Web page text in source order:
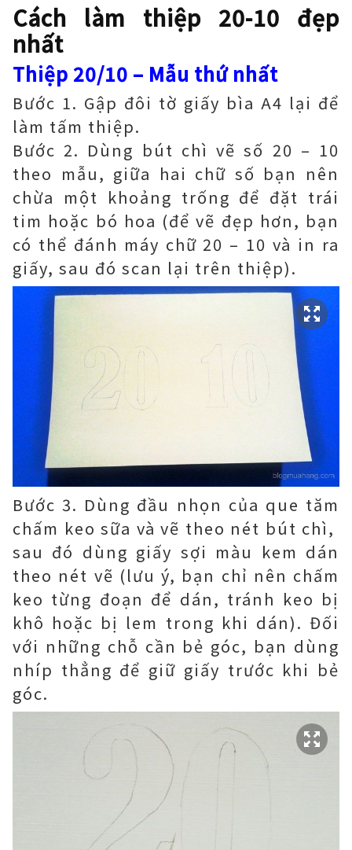
Cách làm thiệp 20-10 đẹp
nhất
Thiệp 20/10 – Mẫu thứ nhất
Bước 1. Gập đôi tờ giấy bìa A4 lại để
làm tấm thiệp.
Bước 2. Dùng bút chì vẽ số 20 – 10
theo mẫu, giữa hai chữ số bạn nên
chừa một khoảng trống để đặt trái
tim hoặc bó hoa (để vẽ đẹp hơn, bạn
có thể đánh máy chữ 20 – 10 và in ra
giấy, sau đó scan lại trên thiệp).
Bước 3. Dùng đầu nhọn của que tăm
chấm keo sữa và vẽ theo nét bút chì,
sau đó dùng giấy sợi màu kem dán
theo nét vẽ (lưu ý, bạn chỉ nên chấm
keo từng đoạn để dán, tránh keo bị
khô hoặc bị lem trong khi dán). Đối
với những chỗ cần bẻ góc, bạn dùng
nhíp thẳng để giữ giấy trước khi bẻ
góc.